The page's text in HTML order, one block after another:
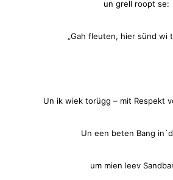
un grell roopt se:
„Gah fleuten, hier sünd wi
Un ik wiek torügg – mit Respekt
Un een beten Bang
um mien leev